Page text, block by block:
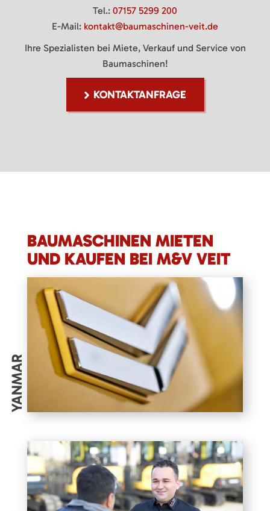
Tel.: 07157 5299 200
E-Mail: kontakt@baumaschinen-veit.de
Ihre Spezialisten bei Miete, Verkauf und Service von
Baumaschinen!
KONTAKTANFRAGE
BAUMASCHINEN MIETEN
UND KAUFEN BEI M&V VEIT
YANMAR